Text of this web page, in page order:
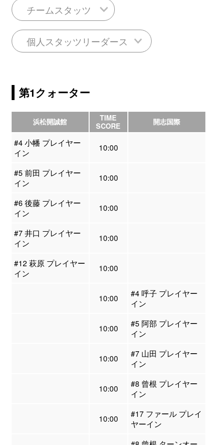
チームスタッツ
個人スタッツリーダース
第1クォーター
浜松開誠館
TIME
SCORE
開志国際
#4 小幡 プレイヤー
イン
10:00
#5 前田 プレイヤー
イン
10:00
#6 後藤 プレイヤー
イン
10:00
#7 井口 プレイヤー
イン
10:00
#12 萩原 プレイヤー
イン
10:00
10:00
#4 呼子 プレイヤー
イン
10:00
#5 阿部 プレイヤー
イン
10:00
#7 山田 プレイヤー
イン
10:00
#8 曾根 プレイヤー
イン
10:00
#17 ファール プレイ
ヤーイン